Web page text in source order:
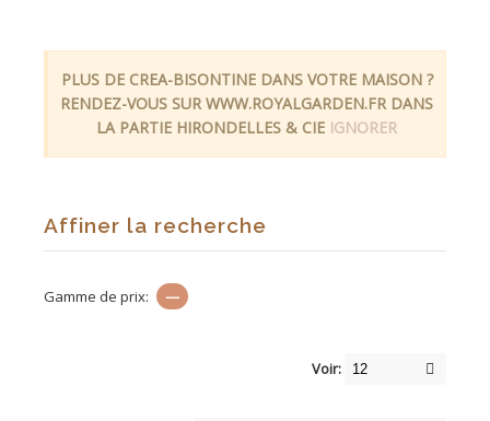
PLUS DE CREA-BISONTINE DANS VOTRE MAISON ?
RENDEZ-VOUS SUR WWW.ROYALGARDEN.FR DANS
LA PARTIE HIRONDELLES & CIE IGNORER
Affiner la recherche
Gamme de prix: —
Voir: